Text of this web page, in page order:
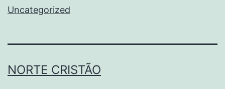
Uncategorized
NORTE CRISTÃO